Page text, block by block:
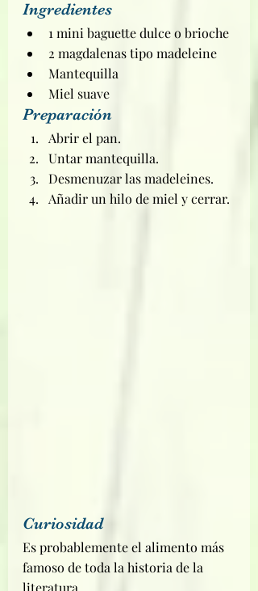
Ingredientes
1 mini baguette dulce o brioche
2 magdalenas tipo madeleine
Mantequilla
Miel suave
Preparación
Abrir el pan.
Untar mantequilla.
Desmenuzar las madeleines.
Añadir un hilo de miel y cerrar.
Curiosidad
Es probablemente el alimento más
famoso de toda la historia de la